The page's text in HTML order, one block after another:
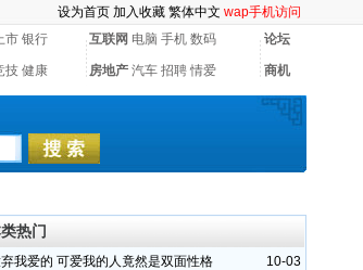
设为首页 加入收藏 繁体中文 wap手机访问
市 银行 互联网 电脑 手机 数码 论坛
技 健康 房地产 汽车 招聘 情爱 商机
热门
10-03
我爱的 可爱我的人竟然是双面性格